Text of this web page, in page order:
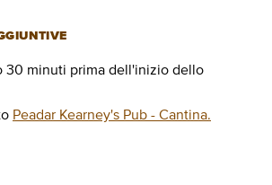
30 minuti prima dell'inizio dello
Peadar Kearney's Pub - Cantina.